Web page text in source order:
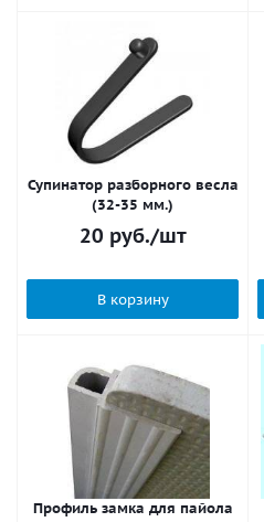
Супинатор разборного весла
(32-35 мм.)
20 руб./шт
В корзину
Профиль замка для пайола